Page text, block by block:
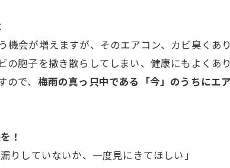
会が増えますが、そのエアコン、カビ臭くあ
胞子を撒き散らしてしまい、健康にもよくあり
で、 梅雨の真っ只中である「今」のうちにエ
！
りしていないか、一度見にきてほしい」